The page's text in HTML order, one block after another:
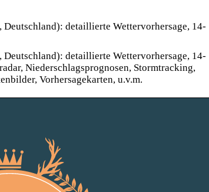
detaillierte Wettervorhersage, 14-
detaillierte Wettervorhersage, 14-
Niederschlagsprognosen, Stormtracking,
Vorhersagekarten, u.v.m.